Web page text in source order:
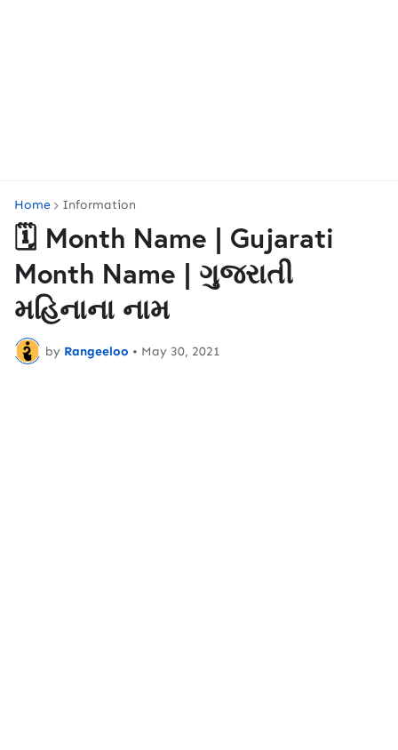
Home Information
🗓️ Month Name | Gujarati
Month Name | ગુજરાતી
મહિનાના નામ
by Rangeeloo • May 30, 2021